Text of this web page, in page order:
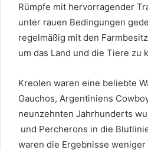
Rümpfe mit hervorragender
unter rauen Bedingungen
regelmäßig mit den
um das Land und die Tiere zu
Kreolen waren eine beliebte
Gauchos, Argentiniens
neunzehnten Jahrhunderts
und Percherons in die
waren die Ergebnisse